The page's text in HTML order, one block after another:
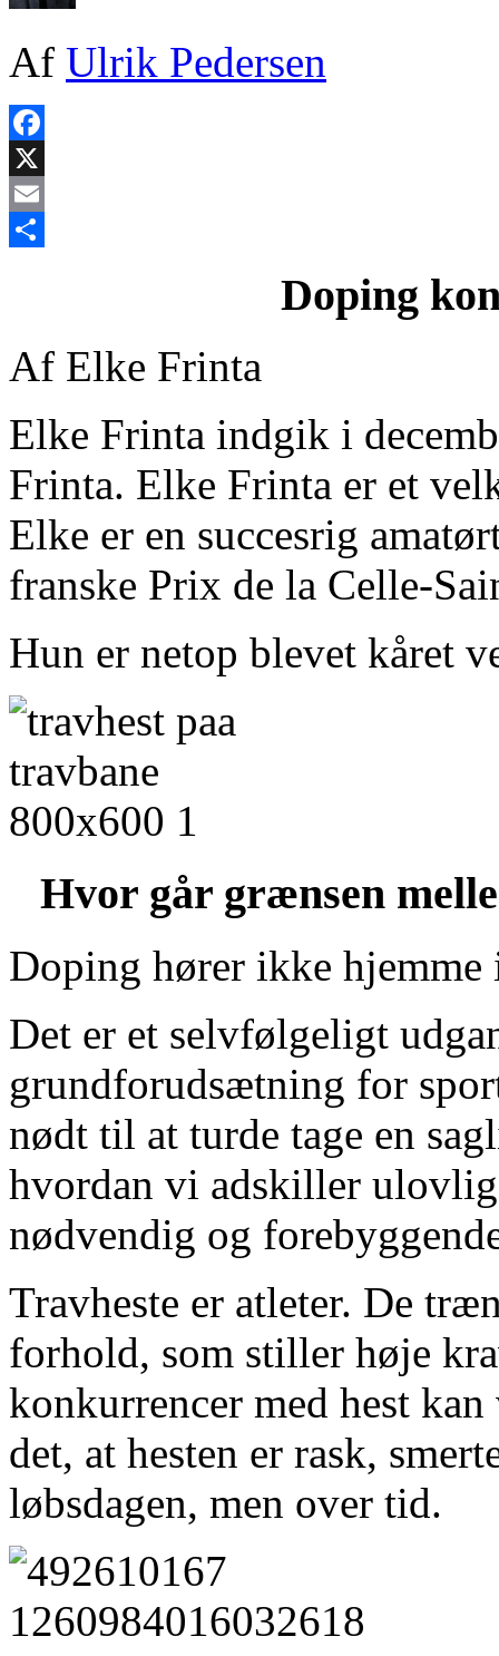
Af Ulrik Pedersen
Facebook
X
Email
Doping
Af Elke Frinta
Elke Frinta indgik i
Frinta. Elke Frinta er et
Elke er en succesrig
franske Prix de la Celle-
Hun er netop blevet kåret
Hvor går grænsen
Doping hører ikke hjemme
Det er et selvfølgeligt
grundforudsætning for
nødt til at turde tage en
hvordan vi adskiller
nødvendig og
Travheste er atleter. De
forhold, som stiller høje
konkurrencer med hest
det, at hesten er rask,
løbsdagen, men over tid.